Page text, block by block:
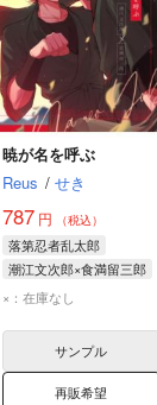
暁が名を呼ぶ
Reus / せき
787 円 （税込）
落第忍者乱太郎
潮江文次郎×食満留三郎
潮江文次郎
×：在庫なし
サンプル
再販希望